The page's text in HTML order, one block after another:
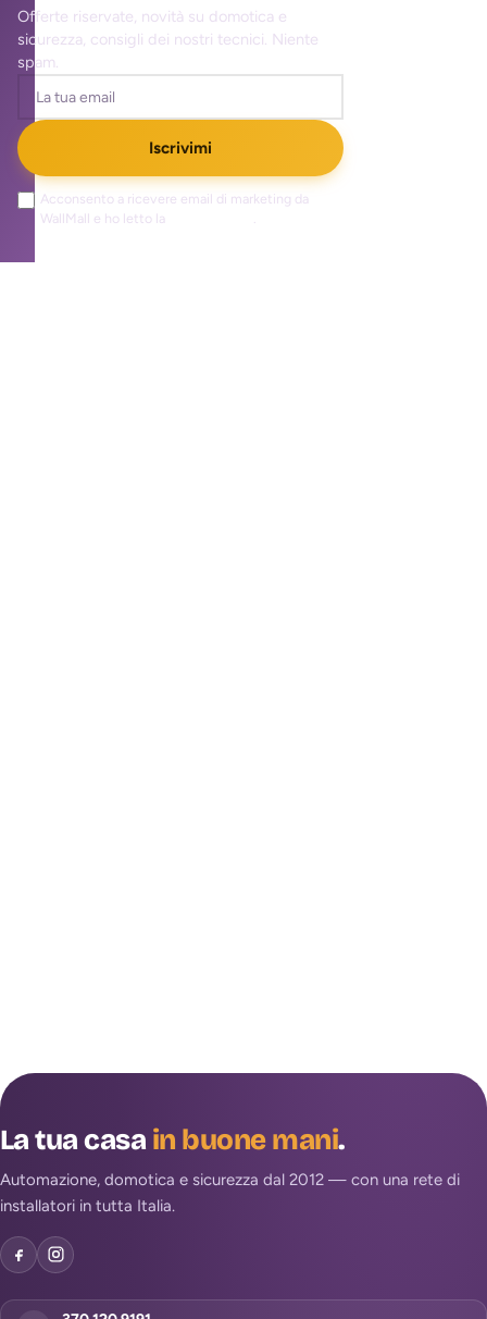
Offerte riservate, novità su domotica e
sicurezza, consigli dei nostri tecnici. Niente
spam.
Iscrivimi
Acconsento a ricevere email di marketing da
WallMall e ho letto la
.
La tua casain buone mani.
Automazione, domotica e sicurezza dal 2012 — con una rete di
installatori in tutta Italia.